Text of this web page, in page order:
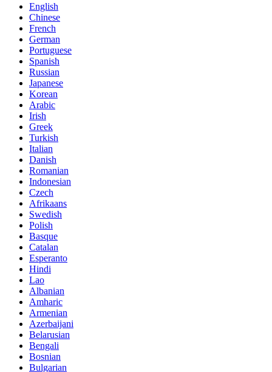
English
Chinese
French
German
Portuguese
Spanish
Russian
Japanese
Korean
Arabic
Irish
Greek
Turkish
Italian
Danish
Romanian
Indonesian
Czech
Afrikaans
Swedish
Polish
Basque
Catalan
Esperanto
Hindi
Lao
Albanian
Amharic
Armenian
Azerbaijani
Belarusian
Bengali
Bosnian
Bulgarian